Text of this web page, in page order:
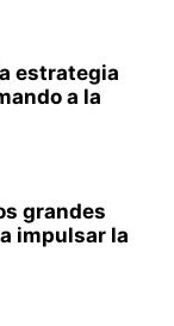
estrategia
a la
grandes
impulsar la